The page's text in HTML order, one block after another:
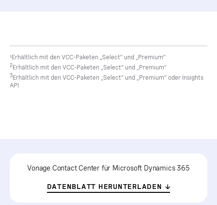
¹Erhältlich mit den VCC-Paketen „Select“ und „Premium“
2Erhältlich mit den VCC-Paketen „Select“ und „Premium“
3Erhältlich mit den VCC-Paketen „Select“ und „Premium“ oder Insights
API
Vonage Contact Center für Microsoft Dynamics 365
DATENBLATT HERUNTERLADEN